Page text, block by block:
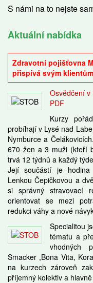
S námi na to nejste
Aktuální nabídka
Zdravotní pojišťovna
přispívá svým
Osvědčení v
PDF
Kurzy
probíhají v Lysé nad
Nymburce a
670 žen a 3 muži (kteří
trvá 12 týdnů a každý
Její součástí je hodina
Lenkou Čepičkovou a
si správný stravovací
orientovat se mezi
redukci váhy a nové
Specialitou
tématu a
vhodných
Smacker ,Bona Vita,
na kurzech zároveň
příjemný kolektiv a